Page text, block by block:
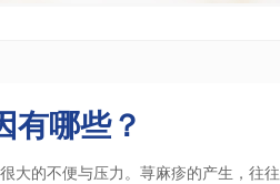
有哪些？
大的不便与压力。荨麻疹的产生，往往